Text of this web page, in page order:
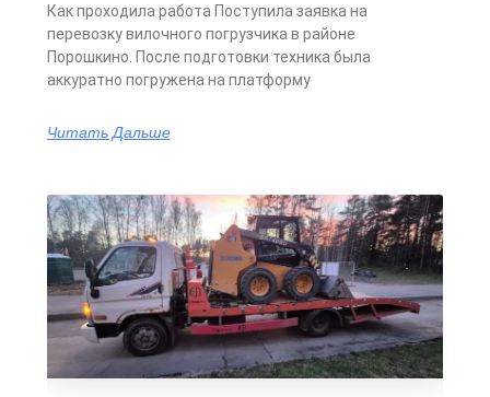
Как проходила работа Поступила заявка на
перевозку вилочного погрузчика в районе
Порошкино. После подготовки техника была
аккуратно погружена на платформу
Читать Дальше